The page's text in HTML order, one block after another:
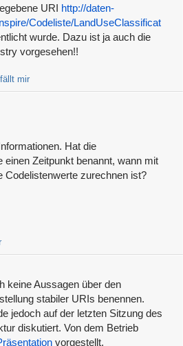
URI http://daten-
Codeliste/LandUseClassificat
wurde. Dazu ist ja auch die
vorgesehen!!
mir
Hat die
einen Zeitpunkt benannt, wann mit
Codelistenwerte zurechnen ist?
keine Aussagen über den
stabiler URIs benennen.
jedoch auf der letzten Sitzung des
diskutiert. Von dem Betrieb
vorgestellt.